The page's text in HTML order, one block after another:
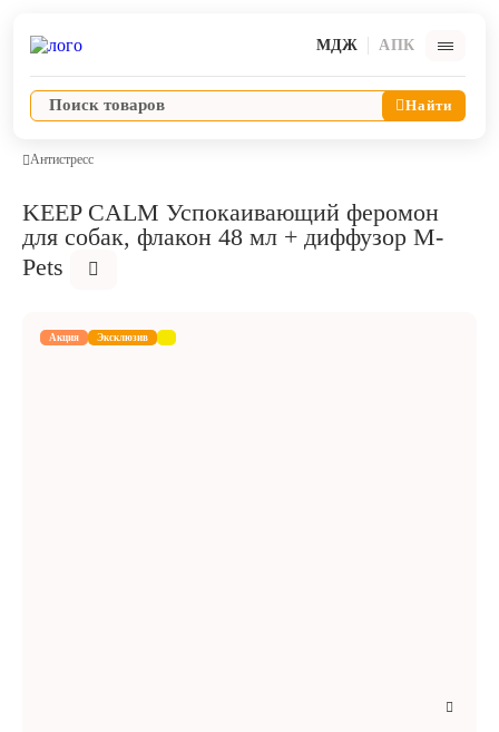
МДЖ АПК
Найти
Ветпрепараты
Корма и лакомства
Антистресс
KEEP CALM Успокаивающий феромон
для собак, флакон 48 мл + диффузор M-
Pets
Акция Эксклюзив